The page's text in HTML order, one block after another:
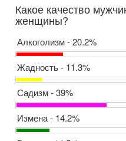
Какое качество
женщины?
Алкоголизм - 20.2%
Жадность - 11.3%
Садизм - 39%
Измена - 14.2%